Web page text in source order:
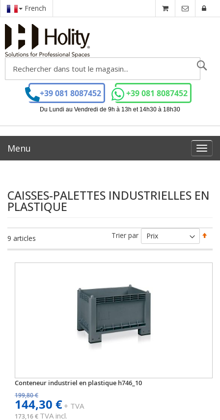
French
+39 081 8087452 +39 081 8087452
Du Lundi au Vendredi de 9h à 13h et 14h30 à 18h30
Menu
CAISSES-PALETTES INDUSTRIELLES EN
PLASTIQUE
9 articles Trier par
Conteneur industriel en plastique h746_10
199,80 €
144,30 €+ TVA
173,16 € TVA incl.